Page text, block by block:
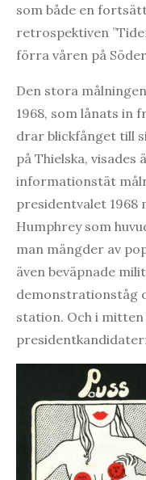
som både en
retrospektiven
förra våren på
Den stora
1968, som lånats in
drar blickfånget till
på Thielska, visades
informationstät
presidentvalet 1968
Humphrey som
man mängder av
även beväpnade
demonstrationståg
station. Och i